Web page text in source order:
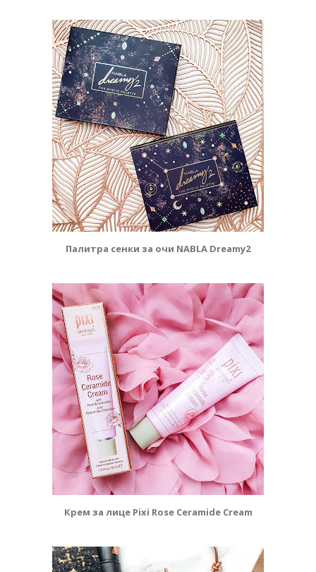
Палитра сенки за очи NABLA Dreamy2
Крем за лице Pixi Rose Ceramide Cream